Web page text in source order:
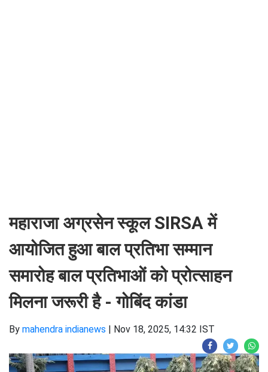
महाराजा अग्रसेन स्कूल SIRSA में
आयोजित हुआ बाल प्रतिभा सम्मान
समारोह बाल प्रतिभाओं को प्रोत्साहन
मिलना जरूरी है - गोबिंद कांडा
By mahendra indianews | Nov 18, 2025, 14:32 IST